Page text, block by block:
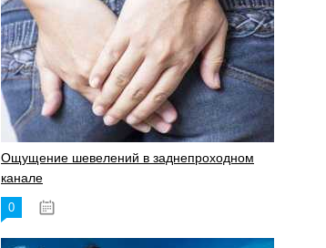
Ощущение шевелений в заднепроходном
канале
0